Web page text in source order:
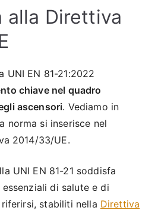
alla Direttiva
UNI EN 81-21:2022
chiave nel quadro
ascensori. Vediamo in
norma si inserisce nel
2014/33/UE.
UNI EN 81-21 soddisfa
di salute e di
stabiliti nella Direttiva